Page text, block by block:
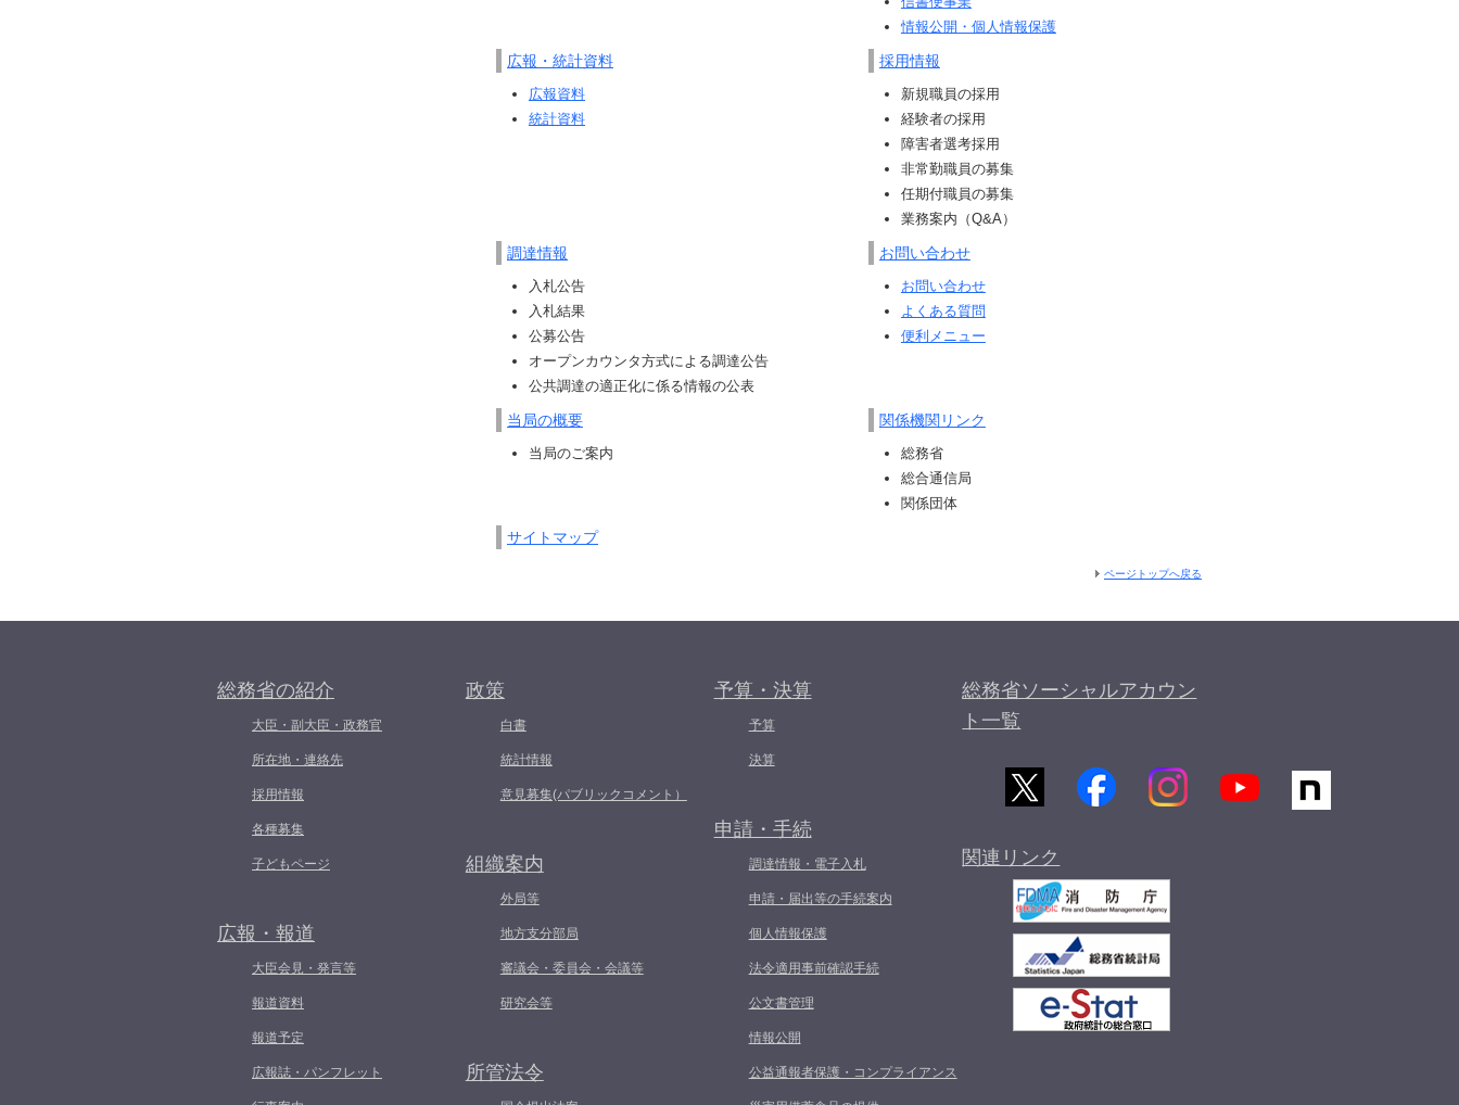
情報公開・個人情報保護
広報・統計資料
広報資料
統計資料
採用情報
新規職員の採用
経験者の採用
障害者選考採用
非常勤職員の募集
任期付職員の募集
業務案内（Q&A）
調達情報
入札公告
入札結果
公募公告
オープンカウンタ方式による調達公告
公共調達の適正化に係る情報の公表
お問い合わせ
お問い合わせ
よくある質問
便利メニュー
当局の概要
当局のご案内
関係機関リンク
総務省
総合通信局
関係団体
サイトマップ
ページトップへ戻る
総務省の紹介
大臣・副大臣・政務官
所在地・連絡先
採用情報
各種募集
子どもページ
広報・報道
大臣会見・発言等
報道資料
報道予定
広報誌・パンフレット
政策
白書
統計情報
意見募集(パブリックコメント）
組織案内
外局等
地方支分部局
審議会・委員会・会議等
研究会等
所管法令
予算・決算
予算
決算
申請・手続
調達情報・電子入札
申請・届出等の手続案内
個人情報保護
法令適用事前確認手続
公文書管理
情報公開
公益通報者保護・コンプライアンス
総務省ソーシャルアカウン
ト一覧
関連リンク